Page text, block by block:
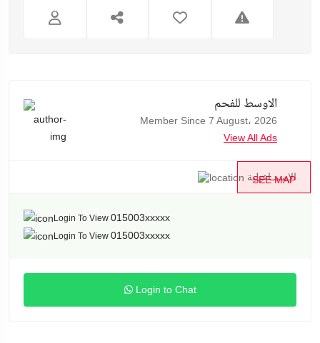
الاوسط للفحم
Member Since 7 August، 2026
View All Ads
SEE MAP
الإسمـاعيلية
Login To View 015003xxxxx
Login To View 015003xxxxx
Login to Chat